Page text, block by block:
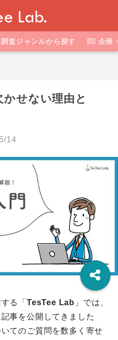
調査ジャンルから探す 企画
せない理由と
14
る「 TesTee Lab 」では、
事を公開してきました
てのご質問を数多く寄せ